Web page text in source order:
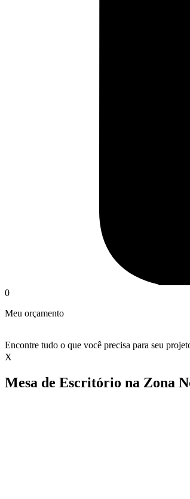
0
Meu orçamento
Encontre tudo o que você precisa para seu
X
Mesa de Escritório na Zona